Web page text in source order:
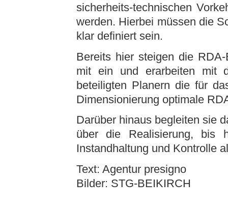
sicherheits-technischen
werden. Hierbei müssen die
klar definiert sein.
Bereits hier steigen die
mit ein und erarbeiten mit
beteiligten Planern die für
Dimensionierung optimale
Darüber hinaus begleiten sie
über die Realisierung, bis
Instandhaltung und Kontrolle
Text: Agentur presigno
Bilder: STG-BEIKIRCH